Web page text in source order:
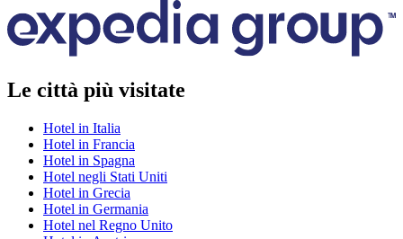
Le città più visitate
Hotel in Italia
Hotel in Francia
Hotel in Spagna
Hotel negli Stati Uniti
Hotel in Grecia
Hotel in Germania
Hotel nel Regno Unito